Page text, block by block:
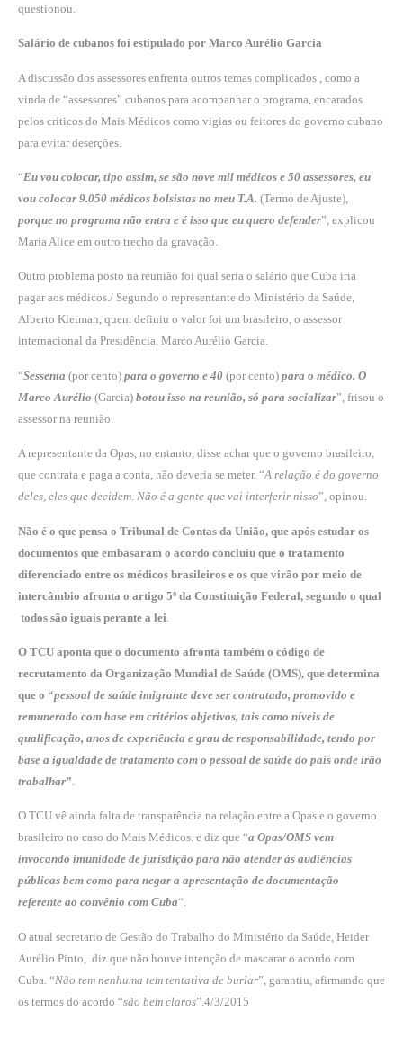
questionou.
Salário de cubanos foi estipulado por Marco Aurélio Garcia
A discussão dos assessores enfrenta outros temas complicados , como a
vinda de “assessores” cubanos para acompanhar o programa, encarados
pelos críticos do Mais Médicos como vigias ou feitores do governo cubano
para evitar deserções.
“Eu vou colocar, tipo assim, se são nove mil médicos e 50 assessores, eu
vou colocar 9.050 médicos bolsistas no meu T.A. (Termo de Ajuste),
porque no programa não entra e é isso que eu quero defender”, explicou
Maria Alice em outro trecho da gravação.
Outro problema posto na reunião foi qual seria o salário que Cuba iria
pagar aos médicos./ Segundo o representante do Ministério da Saúde,
Alberto Kleiman, quem definiu o valor foi um brasileiro, o assessor
internacional da Presidência, Marco Aurélio Garcia.
“Sessenta (por cento) para o governo e 40 (por cento) para o médico. O
Marco Aurélio (Garcia) botou isso na reunião, só para socializar”, frisou o
assessor na reunião.
A representante da Opas, no entanto, disse achar que o governo brasileiro,
que contrata e paga a conta, não deveria se meter. “A relação é do governo
deles, eles que decidem. Não é a gente que vai interferir nisso”, opinou.
Não é o que pensa o Tribunal de Contas da União, que após estudar os
documentos que embasaram o acordo concluiu que o tratamento
diferenciado entre os médicos brasileiros e os que virão por meio de
intercâmbio afronta o artigo 5º da Constituição Federal, segundo o qual
todos são iguais perante a lei
O TCU aponta que o documento afronta também o código de
recrutamento da Organização Mundial de Saúde (OMS), que determina
que o “pessoal de saúde imigrante deve ser contratado, promovido e
remunerado com base em critérios objetivos, tais como níveis de
qualificação, anos de experiência e grau de responsabilidade, tendo por
base a igualdade de tratamento com o pessoal de saúde do país onde irão
trabalhar”
O TCU vê ainda falta de transparência na relação entre a Opas e o governo
brasileiro no caso do Mais Médicos. e diz que “a Opas/OMS vem
invocando imunidade de jurisdição para não atender às audiências
públicas bem como para negar a apresentação de documentação
referente ao convênio com Cuba“.
O atual secretario de Gestão do Trabalho do Ministério da Saúde, Heider
Aurélio Pinto, diz que não houve intenção de mascarar o acordo com
Cuba. “Não tem nenhuma tem tentativa de burlar”, garantiu, afirmando que
os termos do acordo “são bem claros”.4/3/2015